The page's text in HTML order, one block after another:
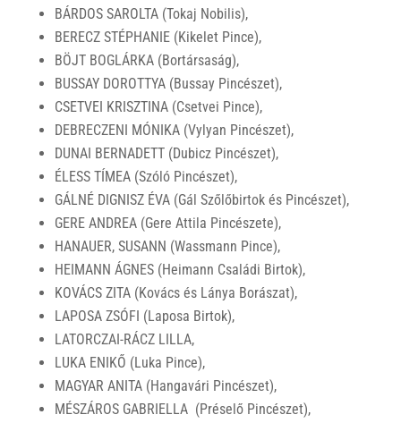
BÁRDOS SAROLTA (Tokaj Nobilis),
BERECZ STÉPHANIE (Kikelet Pince),
BÖJT BOGLÁRKA (Bortársaság),
BUSSAY DOROTTYA (Bussay Pincészet),
CSETVEI KRISZTINA (Csetvei Pince),
DEBRECZENI MÓNIKA (Vylyan Pincészet),
DUNAI BERNADETT (Dubicz Pincészet),
ÉLESS TÍMEA (Szóló Pincészet),
GÁLNÉ DIGNISZ ÉVA (Gál Szőlőbirtok és Pincészet),
GERE ANDREA (Gere Attila Pincészete),
HANAUER, SUSANN (Wassmann Pince),
HEIMANN ÁGNES (Heimann Családi Birtok),
KOVÁCS ZITA (Kovács és Lánya Borászat),
LAPOSA ZSÓFI (Laposa Birtok),
LATORCZAI-RÁCZ LILLA,
LUKA ENIKŐ (Luka Pince),
MAGYAR ANITA (Hangavári Pincészet),
MÉSZÁROS GABRIELLA (Préselő Pincészet),